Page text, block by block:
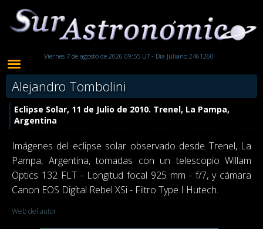
Viernes 7 de agosto de 2026 09:55 UT - Día Juliano 2461260
Alejandro Tombolini
Eclipse Solar, 11 de Julio de 2010. Trenel, La Pampa,
Argentina
Imágenes del eclipse solar observado desde Trenel, La
Pampa, Argentina, tomadas con un telescopio Willam
Optics 132 FLT - Longitud focal 925 mm - f/7, y cámara
Canon EOS Digital Rebel XSi - Filtro Type I Hutech.
Web del autor